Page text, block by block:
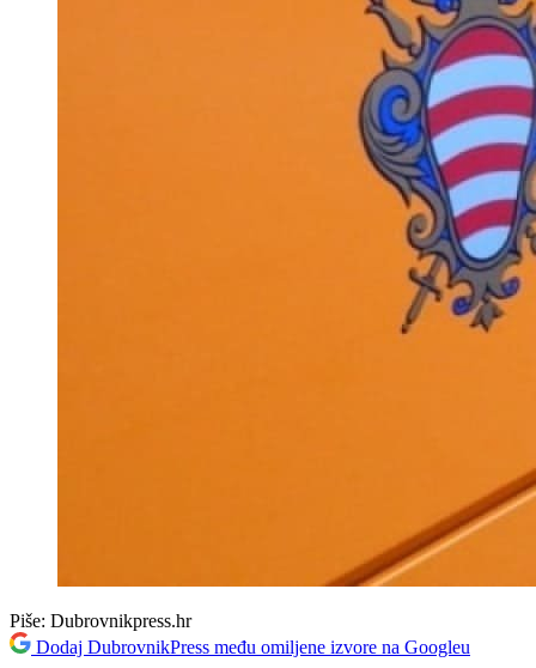
Piše: Dubrovnikpress.hr
Dodaj DubrovnikPress među omiljene izvore na Googleu